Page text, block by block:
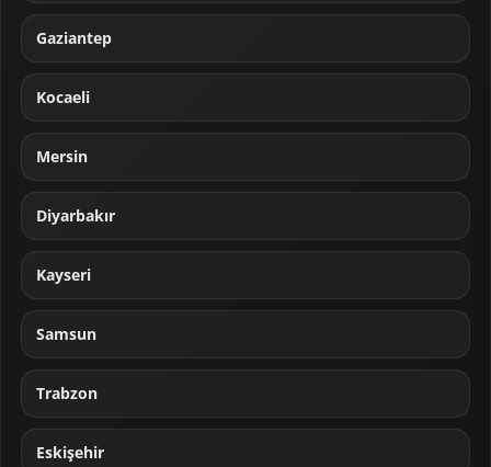
Gaziantep
Kocaeli
Mersin
Diyarbakır
Kayseri
Samsun
Trabzon
Eskişehir